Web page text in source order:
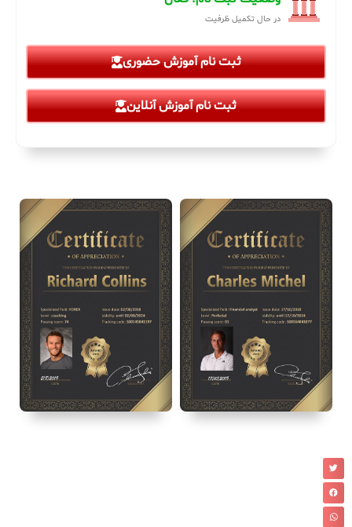
در حال تکمیل ظرفیت
ثبت نام آموزش حضوری
ثبت نام آموزش آنلاین